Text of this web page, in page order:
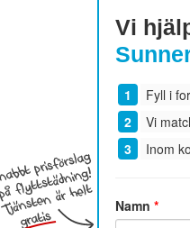
Vi
Fyll i
Vi
Inom
Namn *